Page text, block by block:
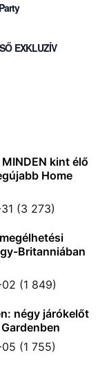
EXKLUZÍV
kint élő
Home
(3 273)
Britanniában
(1 849)
négy járókelőt
(1 755)